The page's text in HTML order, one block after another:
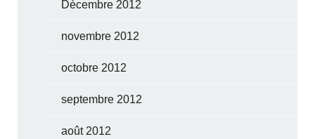
Décembre 2012
novembre 2012
octobre 2012
septembre 2012
août 2012